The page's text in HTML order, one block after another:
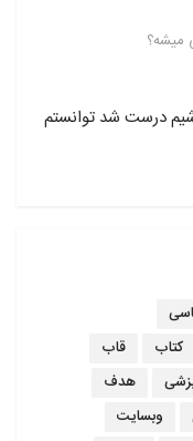
میشه؟
درست شد توانستم
کتاب
قاب
هدف
وبسایت